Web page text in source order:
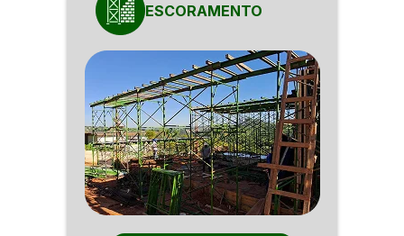
ESCORAMENTO